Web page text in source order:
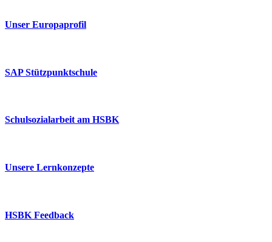
Unser Europaprofil
SAP Stützpunktschule
Schulsozialarbeit am HSBK
Unsere Lernkonzepte
HSBK Feedback